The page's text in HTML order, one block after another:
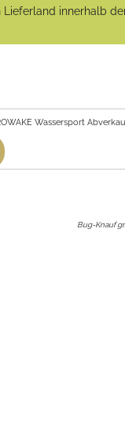
innerhalb
Wassersport
Bug-Knauf